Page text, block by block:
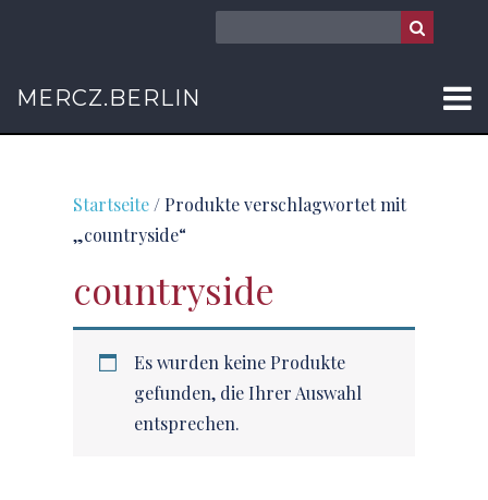
MERCZ.BERLIN
Startseite / Produkte verschlagwortet mit
„countryside“
countryside
Es wurden keine Produkte
gefunden, die Ihrer Auswahl
entsprechen.